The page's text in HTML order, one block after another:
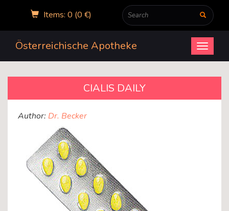
Items: 0 (0 €)
Open
menu
Österreichische Apotheke
CIALIS DAILY
Author: Dr. Becker